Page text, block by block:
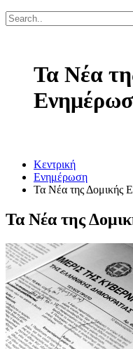
Τα Νέα
Κεντρική
Ενημέρωση
Τα Νέα της Δομικής
Τα Νέα της